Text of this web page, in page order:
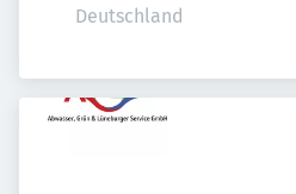
Deutschland